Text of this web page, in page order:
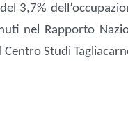
3,7%
nel Rapporto
Studi